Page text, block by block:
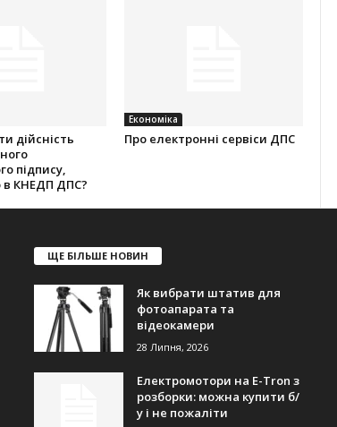
дійсність
підпису,
в КНЕДП ДПС?
Економіка
Про електронні сервіси ДПС
ЩЕ БІЛЬШЕ НОВИН
Як вибрати штатив для
фотоапарата та
відеокамери
28 Липня, 2026
Електромотори на E-Tron з
розборки: можна купити б/
у і не пожаліти